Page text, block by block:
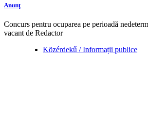
Anunţ
Concurs pentru ocuparea pe perioadă
vacant de Redactor
Közérdekű / Informații publice